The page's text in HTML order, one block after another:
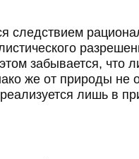
следствием
забывается, что
же от природы не
лишь в